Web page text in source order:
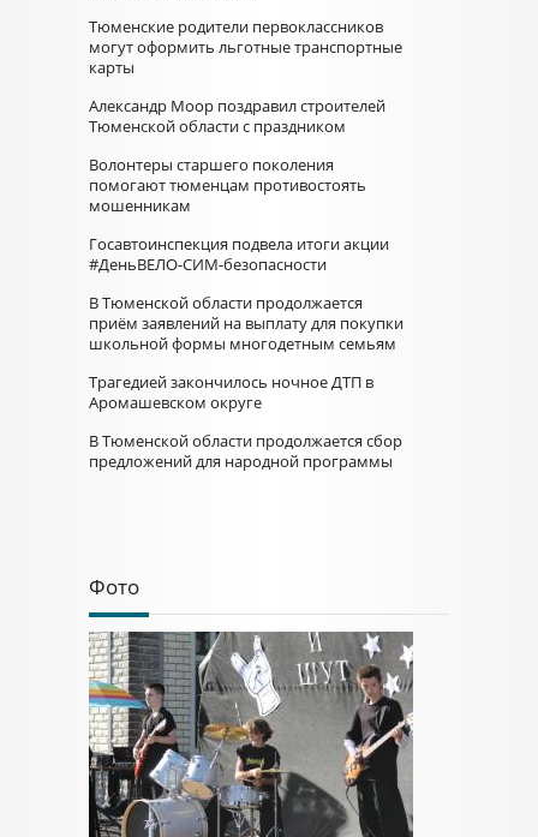
Тюменские родители первоклассников
могут оформить льготные транспортные
карты
Александр Моор поздравил строителей
Тюменской области с праздником
Волонтеры старшего поколения
помогают тюменцам противостоять
мошенникам
Госавтоинспекция подвела итоги акции
#ДеньВЕЛО-СИМ-безопасности
В Тюменской области продолжается
приём заявлений на выплату для покупки
школьной формы многодетным семьям
Трагедией закончилось ночное ДТП в
Аромашевском округе
В Тюменской области продолжается сбор
предложений для народной программы
Фото